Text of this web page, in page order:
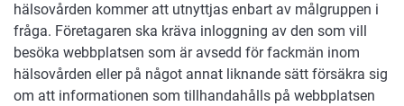
hälsovården kommer att utnyttjas enbart av målgruppen i
fråga. Företagaren ska kräva inloggning av den som vill
besöka webbplatsen som är avsedd för fackmän inom
hälsovården eller på något annat liknande sätt försäkra sig
om att informationen som tillhandahålls på webbplatsen